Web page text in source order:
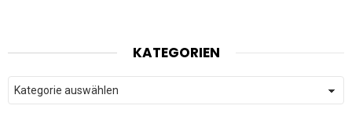
KATEGORIEN
Kategorien